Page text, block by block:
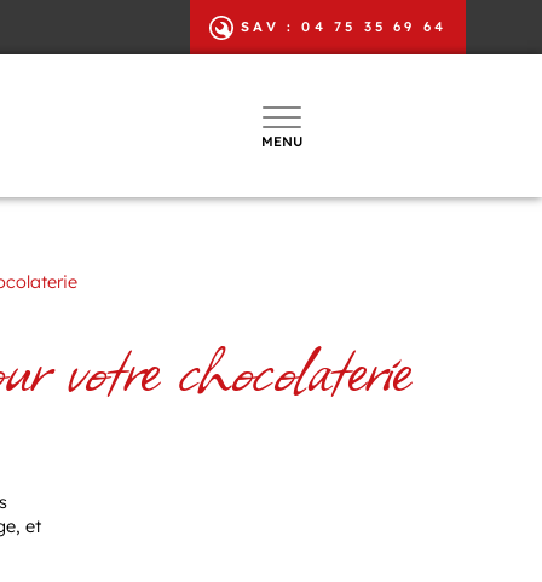
SAV : 04 75 35 69 64
MENU
votre chocolaterie
et